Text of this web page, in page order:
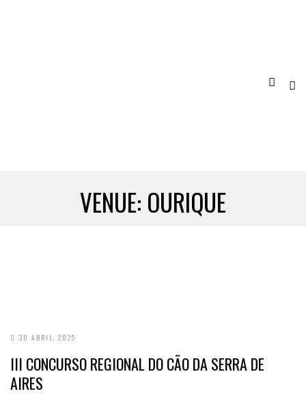
VENUE: OURIQUE
30 ABRIL, 2025
III CONCURSO REGIONAL DO CÃO DA SERRA DE
AIRES